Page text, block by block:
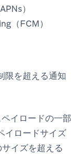
）
（FCM）
限を超える通知
イロードの一部
イロードサイズ
イズを超える